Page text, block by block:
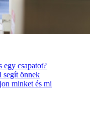
egy csapatot?
segít önnek
minket és mi